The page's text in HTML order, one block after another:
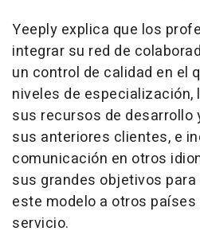
Yeeply explica que los
integrar su red de
un control de calidad en el
niveles de especialización,
sus recursos de desarrollo
sus anteriores clientes, e
comunicación en otros
sus grandes objetivos
este modelo a otros
servicio.